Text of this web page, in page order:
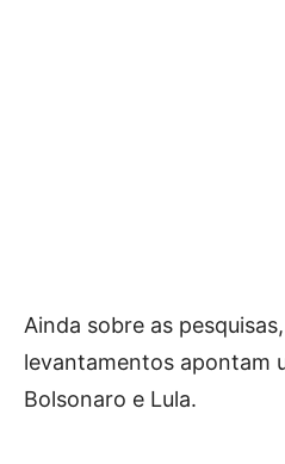
Ainda sobre as
levantamentos apontam
Bolsonaro e Lula.